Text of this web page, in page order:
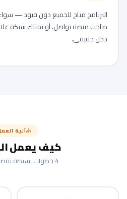
البرنامج متاح للجميع دون قيود —
صاحب منصة تواصل، أو تمتلك شبكة
دخل حقيقي.
آلية
كيف يعمل
4 خطوات بسيطة تفصلك عن الربح